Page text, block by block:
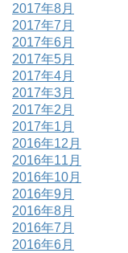
2017年8月
2017年7月
2017年6月
2017年5月
2017年4月
2017年3月
2017年2月
2017年1月
2016年12月
2016年11月
2016年10月
2016年9月
2016年8月
2016年7月
2016年6月